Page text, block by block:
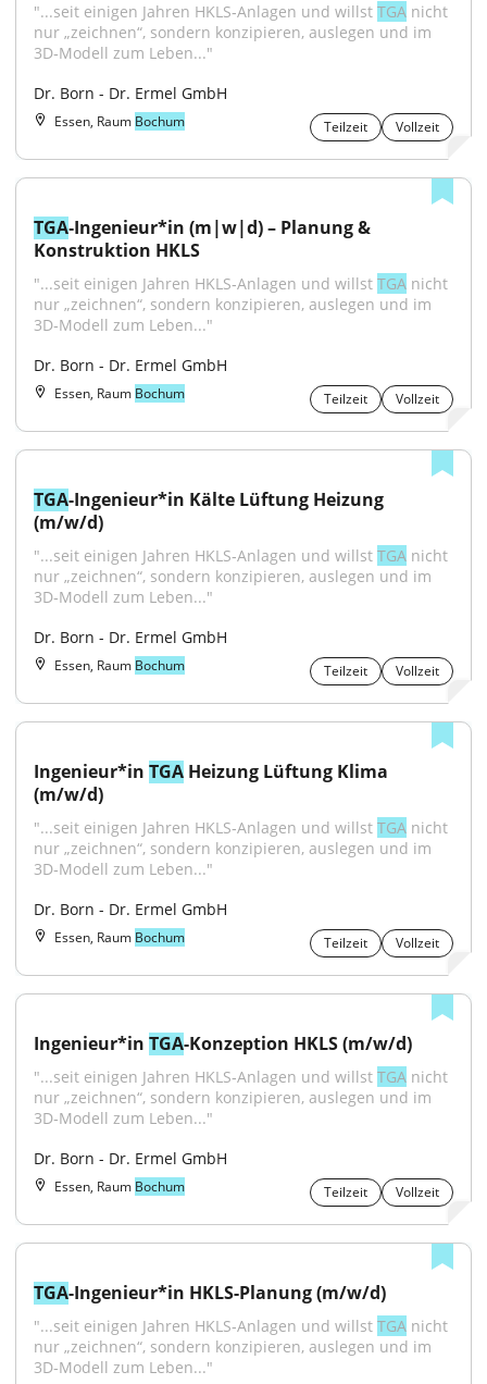
"...seit einigen Jahren HKLS‑Anlagen und willst TGA nicht
nur „zeichnen“, sondern konzipieren, auslegen und im
3D‑Modell zum Leben..."
Dr. Born - Dr. Ermel GmbH
Essen, Raum Bochum Teilzeit Vollzeit
TGA‑Ingenieur*in (m|w|d) – Planung &
Konstruktion HKLS
"...seit einigen Jahren HKLS‑Anlagen und willst TGA nicht
nur „zeichnen“, sondern konzipieren, auslegen und im
3D‑Modell zum Leben..."
Dr. Born - Dr. Ermel GmbH
Essen, Raum Bochum Teilzeit Vollzeit
TGA-Ingenieur*in Kälte Lüftung Heizung
(m/w/d)
"...seit einigen Jahren HKLS‑Anlagen und willst TGA nicht
nur „zeichnen“, sondern konzipieren, auslegen und im
3D‑Modell zum Leben..."
Dr. Born - Dr. Ermel GmbH
Essen, Raum Bochum Teilzeit Vollzeit
Ingenieur*in TGA Heizung Lüftung Klima
(m/w/d)
"...seit einigen Jahren HKLS‑Anlagen und willst TGA nicht
nur „zeichnen“, sondern konzipieren, auslegen und im
3D‑Modell zum Leben..."
Dr. Born - Dr. Ermel GmbH
Essen, Raum Bochum Teilzeit Vollzeit
Ingenieur*in TGA-Konzeption HKLS (m/w/d)
"...seit einigen Jahren HKLS‑Anlagen und willst TGA nicht
nur „zeichnen“, sondern konzipieren, auslegen und im
3D‑Modell zum Leben..."
Dr. Born - Dr. Ermel GmbH
Essen, Raum Bochum Teilzeit Vollzeit
TGA-Ingenieur*in HKLS-Planung (m/w/d)
"...seit einigen Jahren HKLS‑Anlagen und willst TGA nicht
nur „zeichnen“, sondern konzipieren, auslegen und im
3D‑Modell zum Leben..."